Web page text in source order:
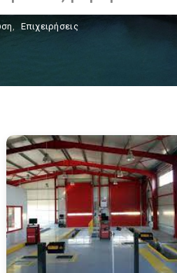
, Επιχειρήσεις